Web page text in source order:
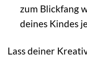
zum Blickfang
deines Kindes
Lass deiner